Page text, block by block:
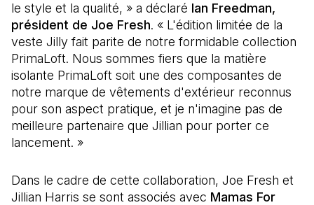
le style et la qualité, » a déclaré Ian Freedman,
président de Joe Fresh. « L'édition limitée de la
veste Jilly fait parite de notre formidable collection
PrimaLoft. Nous sommes fiers que la matière
isolante PrimaLoft soit une des composantes de
notre marque de vêtements d'extérieur reconnus
pour son aspect pratique, et je n'imagine pas de
meilleure partenaire que Jillian pour porter ce
lancement. »
Dans le cadre de cette collaboration, Joe Fresh et
Jillian Harris se sont associés avec Mamas For